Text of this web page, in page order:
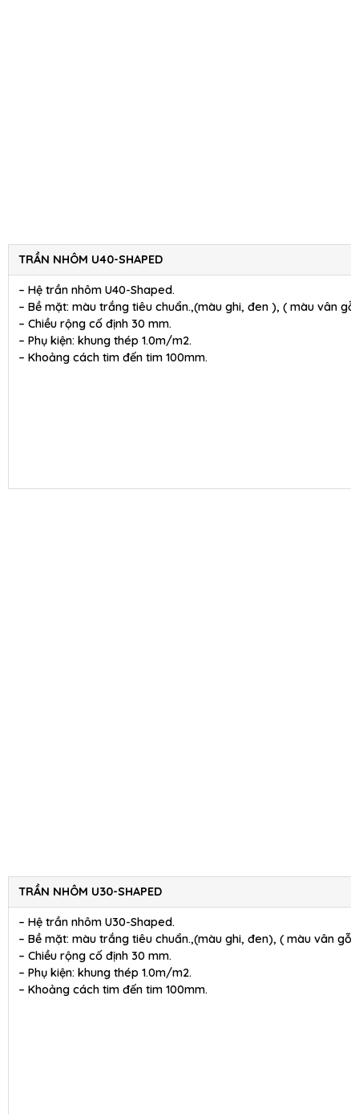
TRẦN NHÔM U40-SHAPED
– Hệ trần nhôm U40-Shaped.
– Bề mặt: màu trắng tiêu chuẩn.,(màu ghi, đen ), ( màu vân gỗ
– Chiều rộng cố định 30 mm.
– Phụ kiện: khung thép 1.0m/m2.
– Khoảng cách tim đến tim 100mm.
TRẦN NHÔM U30-SHAPED
– Hệ trần nhôm U30-Shaped.
– Bề mặt: màu trắng tiêu chuẩn.,(màu ghi, đen), ( màu vân gỗ
– Chiều rộng cố định 30 mm.
– Phụ kiện: khung thép 1.0m/m2.
– Khoảng cách tim đến tim 100mm.